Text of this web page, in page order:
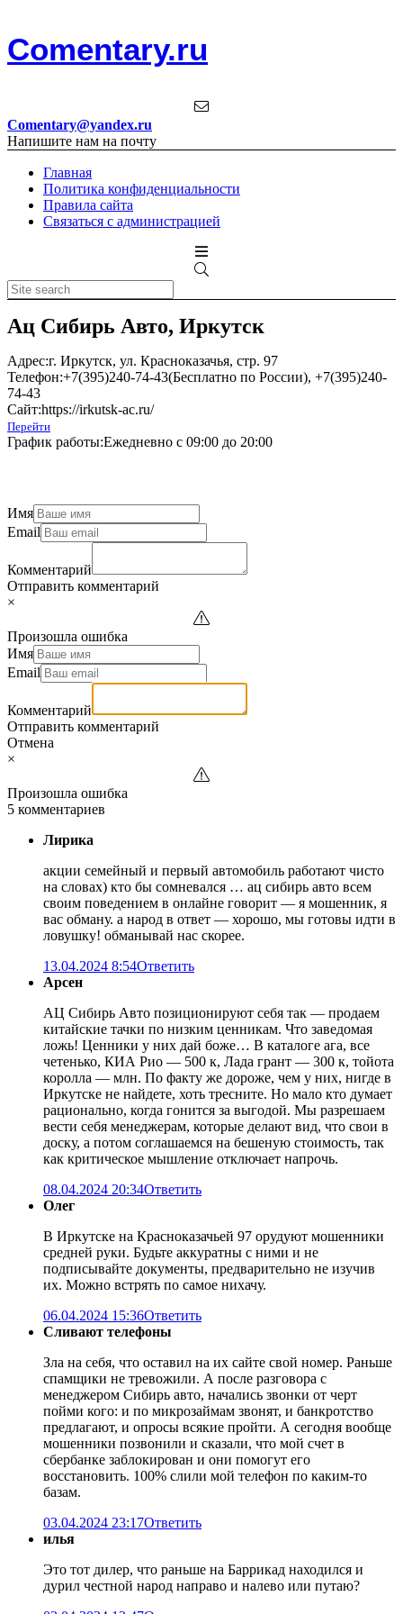
Comentary.ru
Comentary@yandex.ru
Напишите нам на почту
Главная
Политика конфиденциальности
Правила сайта
Связаться с администрацией
Ац Сибирь Авто, Иркутск
Адрес:г. Иркутск, ул. Красноказачья, стр. 97
Телефон:+7(395)240-74-43(Бесплатно по России), +7(395)240-
74-43
Сайт:https://irkutsk-ac.ru/
Перейти
График работы:Ежедневно с 09:00 до 20:00
Имя
Email
Комментарий
Отправить комментарий
×
Произошла ошибка
Имя
Email
Комментарий
Отправить комментарий
Отмена
×
Произошла ошибка
5 комментариев
Лирика
акции семейный и первый автомобиль работают чисто
на словах) кто бы сомневался … ац сибирь авто всем
своим поведением в онлайне говорит — я мошенник, я
вас обману. а народ в ответ — хорошо, мы готовы идти в
ловушку! обманывай нас скорее.
13.04.2024 8:54Ответить
Арсен
АЦ Сибирь Авто позиционируют себя так — продаем
китайские тачки по низким ценникам. Что заведомая
ложь! Ценники у них дай боже… В каталоге ага, все
четенько, КИА Рио — 500 к, Лада грант — 300 к, тойота
королла — млн. По факту же дороже, чем у них, нигде в
Иркутске не найдете, хоть тресните. Но мало кто думает
рационально, когда гонится за выгодой. Мы разрешаем
вести себя менеджерам, которые делают вид, что свои в
доску, а потом соглашаемся на бешеную стоимость, так
как критическое мышление отключает напрочь.
08.04.2024 20:34Ответить
Олег
В Иркутске на Красноказачьей 97 орудуют мошенники
средней руки. Будьте аккуратны с ними и не
подписывайте документы, предварительно не изучив
их. Можно встрять по самое нихачу.
06.04.2024 15:36Ответить
Сливают телефоны
Зла на себя, что оставил на их сайте свой номер. Раньше
спамщики не тревожили. А после разговора с
менеджером Сибирь авто, начались звонки от черт
пойми кого: и по микрозаймам звонят, и банкротство
предлагают, и опросы всякие пройти. А сегодня вообще
мошенники позвонили и сказали, что мой счет в
сбербанке заблокирован и они помогут его
восстановить. 100% слили мой телефон по каким-то
базам.
03.04.2024 23:17Ответить
илья
Это тот дилер, что раньше на Баррикад находился и
дурил честной народ направо и налево или путаю?